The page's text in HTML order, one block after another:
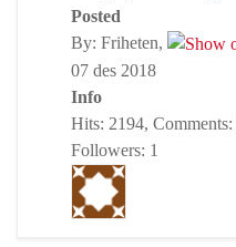
Posted
By: Friheten,
07 des 2018
Info
Hits: 2194,
Followers: 1